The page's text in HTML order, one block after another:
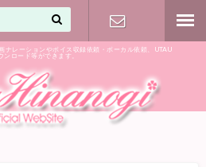
ナレーションやボイス収録依頼・ボーカル依頼、UTAU
ンロード等ができます。
気軽に♪